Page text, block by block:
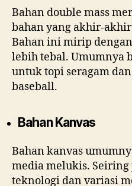
Bahan double mass
bahan yang akhir-
Bahan ini mirip
lebih tebal. Umumnya
untuk topi seragam
baseball.
Bahan Kanvas
Bahan kanvas
media melukis.
teknologi dan variasi